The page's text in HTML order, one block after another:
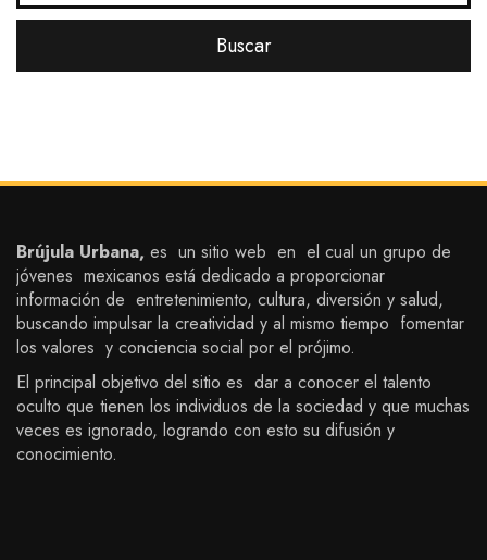
Brújula Urbana, es un sitio web en el cual un grupo de
jóvenes mexicanos está dedicado a proporcionar
información de entretenimiento, cultura, diversión y salud,
buscando impulsar la creatividad y al mismo tiempo fomentar
los valores y conciencia social por el prójimo.
El principal objetivo del sitio es dar a conocer el talento
oculto que tienen los individuos de la sociedad y que muchas
veces es ignorado, logrando con esto su difusión y
conocimiento.